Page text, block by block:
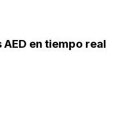
en tiempo real